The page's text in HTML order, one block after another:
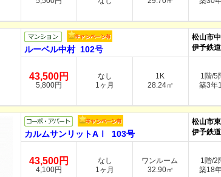
ルーベル中村 102号
松山市
伊予鉄
43,500円
5,800円
なし
1ヶ月
1K
28.24㎡
1階/5
築3年
カルムサンリットAⅠ 103号
松山市
伊予鉄
43,500円
4,100円
なし
1ヶ月
ワンルーム
32.90㎡
1階/2
築18